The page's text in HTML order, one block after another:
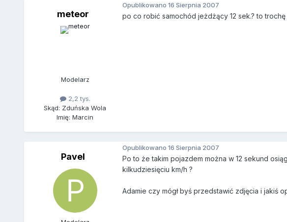
meteor
Modelarz
2,2 tys.
Skąd: Zduńska Wola
Imię: Marcin
Opublikowano 16 Sierpnia 2007
po co robić samochód jeżdżący 12 sek.? to
Pavel
Opublikowano 16 Sierpnia 2007
Po to że takim pojazdem można w 12 sekund
kilkudziesięciu km/h ?
Adamie czy mógł byś przedstawić zdjęcia i jakiś